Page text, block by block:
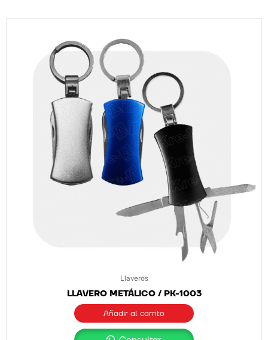
Llaveros
LLAVERO METÁLICO / PK-1003
Añadir al carrito